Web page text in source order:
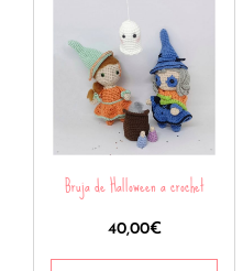
Bruja de Halloween a crochet
40,00€